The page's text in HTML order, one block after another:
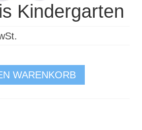
Kindergarten
WARENKORB